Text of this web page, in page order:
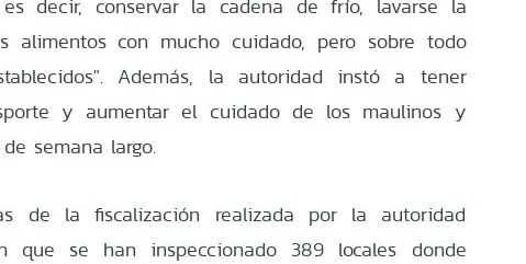
es decir, conservar la cadena de frío, lavarse la
alimentos con mucho cuidado, pero sobre todo
Además, la autoridad instó a tener
y aumentar el cuidado de los maulinos y
semana largo.
de la fiscalización realizada por la autoridad
que se han inspeccionado 389 locales donde